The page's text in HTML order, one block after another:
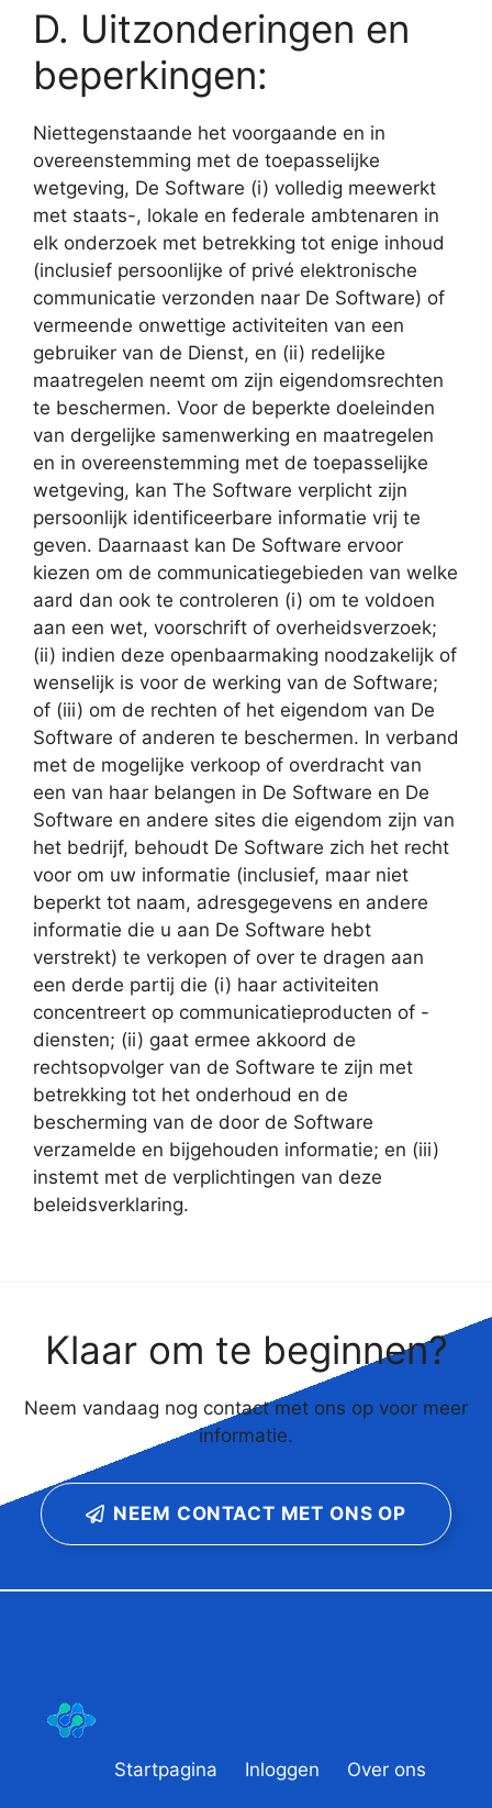
D. Uitzonderingen en
beperkingen:
Niettegenstaande het voorgaande en in
overeenstemming met de toepasselijke
wetgeving, De Software (i) volledig meewerkt
met staats-, lokale en federale ambtenaren in
elk onderzoek met betrekking tot enige inhoud
(inclusief persoonlijke of privé elektronische
communicatie verzonden naar De Software) of
vermeende onwettige activiteiten van een
gebruiker van de Dienst, en (ii) redelijke
maatregelen neemt om zijn eigendomsrechten
te beschermen. Voor de beperkte doeleinden
van dergelijke samenwerking en maatregelen
en in overeenstemming met de toepasselijke
wetgeving, kan The Software verplicht zijn
persoonlijk identificeerbare informatie vrij te
geven. Daarnaast kan De Software ervoor
kiezen om de communicatiegebieden van welke
aard dan ook te controleren (i) om te voldoen
aan een wet, voorschrift of overheidsverzoek;
(ii) indien deze openbaarmaking noodzakelijk of
wenselijk is voor de werking van de Software;
of (iii) om de rechten of het eigendom van De
Software of anderen te beschermen. In verband
met de mogelijke verkoop of overdracht van
een van haar belangen in De Software en De
Software en andere sites die eigendom zijn van
het bedrijf, behoudt De Software zich het recht
voor om uw informatie (inclusief, maar niet
beperkt tot naam, adresgegevens en andere
informatie die u aan De Software hebt
verstrekt) te verkopen of over te dragen aan
een derde partij die (i) haar activiteiten
concentreert op communicatieproducten of -
diensten; (ii) gaat ermee akkoord de
rechtsopvolger van de Software te zijn met
betrekking tot het onderhoud en de
bescherming van de door de Software
verzamelde en bijgehouden informatie; en (iii)
instemt met de verplichtingen van deze
beleidsverklaring.
Klaar om te beginnen?
Neem vandaag nog contact met ons op voor meer
informatie.
NEEM CONTACT MET ONS OP
Startpagina Inloggen Over ons